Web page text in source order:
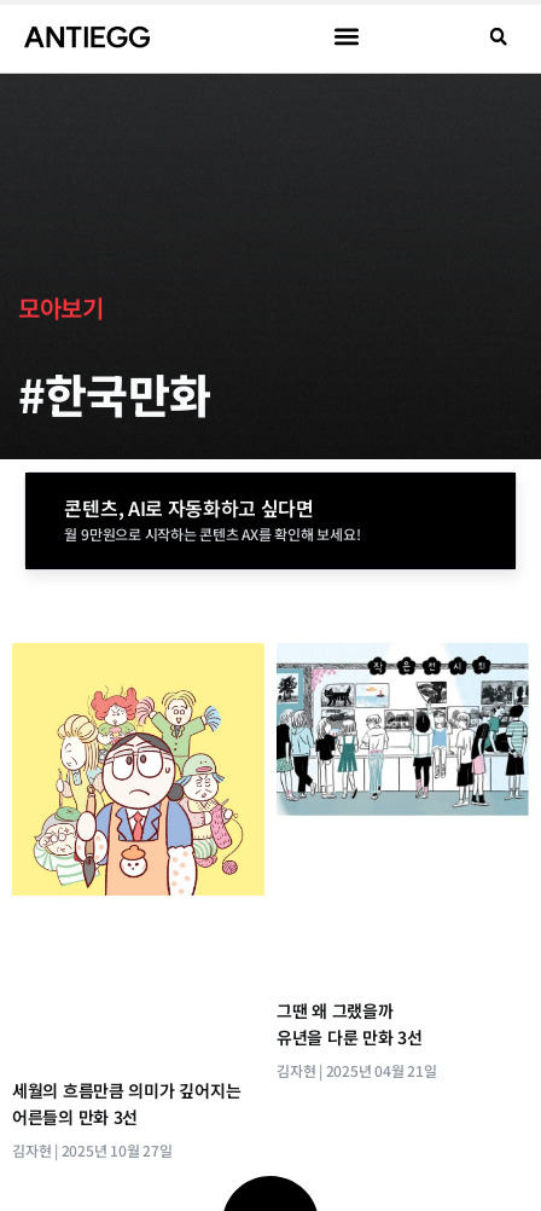
모아보기
#한국만화
콘텐츠, AI로 자동화하고 싶다면
월 9만원으로 시작하는 콘텐츠 AX를 확인해 보세요!
세월의 흐름만큼 의미가 깊어지는
어른들의 만화 3선
김자현 2025년 10월 27일
그땐 왜 그랬을까
유년을 다룬 만화 3선
김자현 2025년 04월 21일